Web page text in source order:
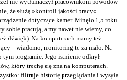
nie wytłumaczył pracownikom powodów
że służą »kontroli jakości pracy«.
dotyczące kamer. Minęło 1,5 roku
sobie pracują, a my nawet nie wiemy, co
dźwięk). Na komputerach mamy też
– wiadomo, monitoring to za mało. Na
programie. Jego istnienie odkrył
który trochę się zna na komputerach.
filtruje historię przeglądania i wysyła